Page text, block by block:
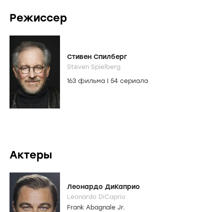
Режиссер
Стивен Спилберг
Steven Spielberg
163 фильма
54 сериала
Актеры
Леонардо ДиКаприо
Leonardo DiCaprio
Frank Abagnale Jr.